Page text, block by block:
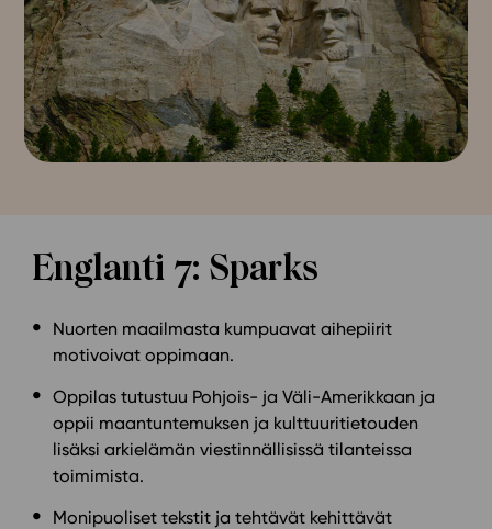
Englanti 7: Sparks
Nuorten maailmasta kumpuavat aihepiirit
motivoivat oppimaan.
Oppilas tutustuu Pohjois- ja Väli-Amerikkaan ja
oppii maantuntemuksen ja kulttuuritietouden
lisäksi arkielämän viestinnällisissä tilanteissa
toimimista.
Monipuoliset tekstit ja tehtävät kehittävät